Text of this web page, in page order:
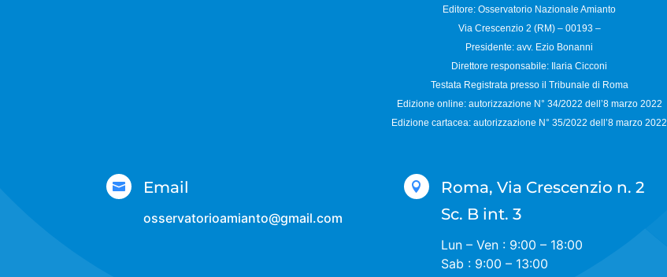
Editore: Osservatorio Nazionale Amianto
Via Crescenzio 2 (RM) – 00193 –
Presidente: avv. Ezio Bonanni
Direttore responsabile: Ilaria Cicconi
Testata Registrata presso il Tribunale di Roma
Edizione online: autorizzazione N° 34/2022 dell’8 marzo 2022
Edizione cartacea: autorizzazione N° 35/2022 dell’8 marzo 2022
 Email
osservatorioamianto@gmail.com

Roma, Via Crescenzio n. 2
Sc. B int. 3
Lun – Ven : 9:00 – 18:00
Sab : 9:00 – 13:00